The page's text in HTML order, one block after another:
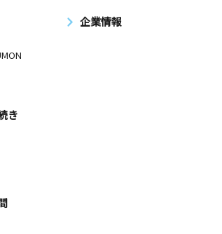
き
企業情報